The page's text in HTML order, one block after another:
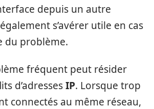
depuis un autre
s’avérer utile en cas
du problème.
fréquent peut résider
d’adressesIP. Lorsque trop
connectés au même réseau,